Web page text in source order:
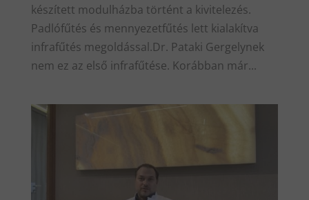
készített modulházba történt a kivitelezés.
Padlófűtés és mennyezetfűtés lett kialakítva
infrafűtés megoldással.Dr. Pataki Gergelynek
nem ez az első infrafűtése. Korábban már...